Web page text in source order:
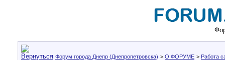
Форум города Днепр (Днепропетровска) > О ФОРУМЕ > Работа